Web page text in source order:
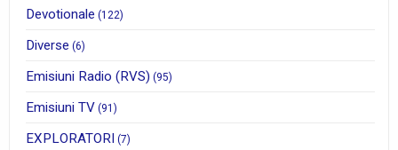
Devotionale (122)
Diverse (6)
Emisiuni Radio (RVS) (95)
Emisiuni TV (91)
EXPLORATORI (7)